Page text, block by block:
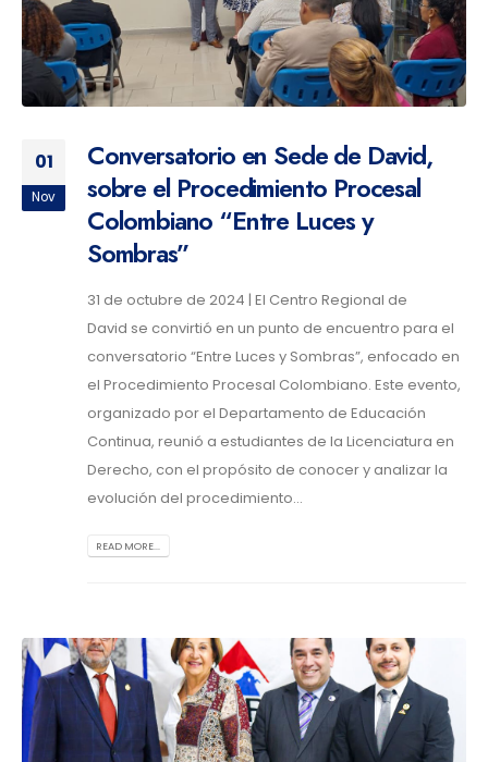
01
Nov
Conversatorio en Sede de David,
sobre el Procedimiento Procesal
Colombiano “Entre Luces y
Sombras”
31 de octubre de 2024 | El Centro Regional de
David se convirtió en un punto de encuentro para el
conversatorio “Entre Luces y Sombras”, enfocado en
el Procedimiento Procesal Colombiano. Este evento,
organizado por el Departamento de Educación
Continua, reunió a estudiantes de la Licenciatura en
Derecho, con el propósito de conocer y analizar la
evolución del procedimiento...
READ MORE...